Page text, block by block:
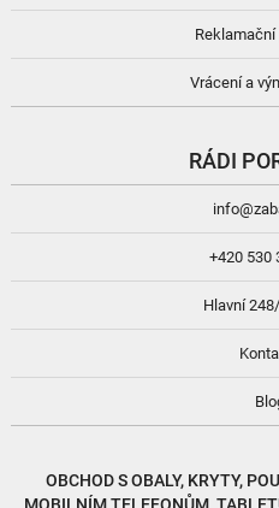
Vrácení a
RÁDI
+420 530
Hlavní
OBCHOD SOBALY, KRYTY,